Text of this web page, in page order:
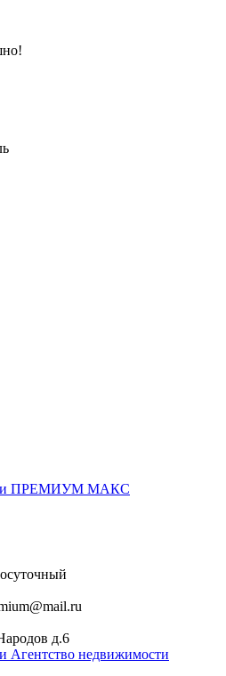
ПРЕМИУМ МАКС
д.6
Агентство недвижимости